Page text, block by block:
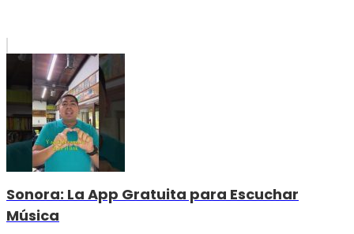
Sonora: La App Gratuita para Escuchar
Música